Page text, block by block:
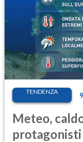
TENDENZA
Meteo,
protagonisti